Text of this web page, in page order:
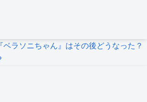
ベラソニちゃん』はその後どうなった？